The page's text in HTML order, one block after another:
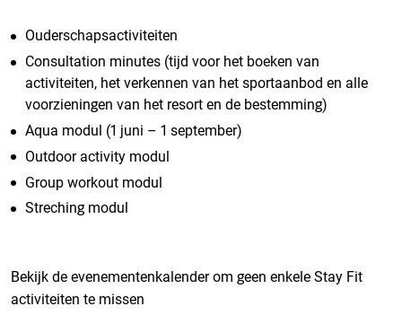
Ouderschapsactiviteiten
Consultation minutes (tijd voor het boeken van
activiteiten, het verkennen van het sportaanbod en alle
voorzieningen van het resort en de bestemming)
Aqua modul (1 juni – 1 september)
Outdoor activity modul
Group workout modul
Streching modul
Bekijk de evenementenkalender om geen enkele Stay Fit
activiteiten te missen